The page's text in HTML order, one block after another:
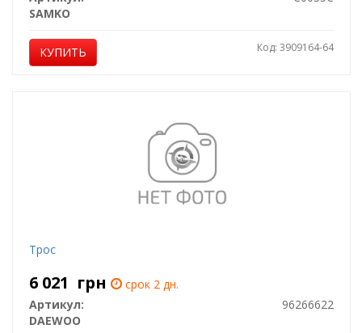
SAMKO
КУПИТЬ Код: 3909164-64
Трос
6 021 грн
срок 2 дн.
Артикул:
96266622
DAEWOO